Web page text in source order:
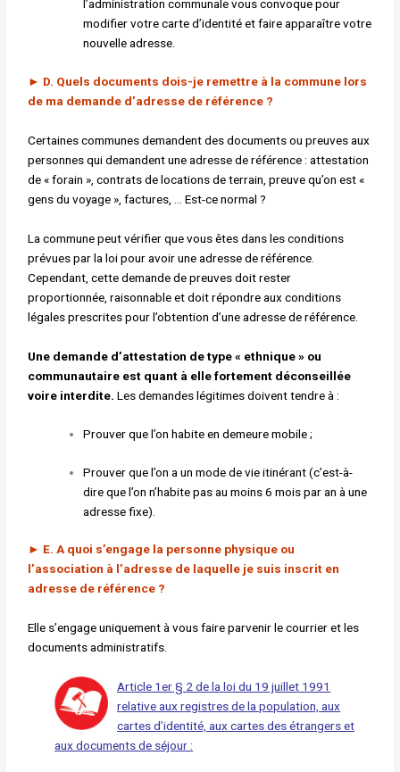
l’administration communale vous convoque pour
modifier votre carte d’identité et faire apparaître votre
nouvelle adresse.
► D. Quels documents dois-je remettre à la commune lors
de ma demande d’adresse de référence ?
Certaines communes demandent des documents ou preuves aux
personnes qui demandent une adresse de référence : attestation
de « forain », contrats de locations de terrain, preuve qu’on est «
gens du voyage », factures, … Est-ce normal ?
La commune peut vérifier que vous êtes dans les conditions
prévues par la loi pour avoir une adresse de référence.
Cependant, cette demande de preuves doit rester
proportionnée, raisonnable et doit répondre aux conditions
légales prescrites pour l’obtention d’une adresse de référence.
Une demande d’attestation de type « ethnique » ou
communautaire est quant à elle fortement déconseillée
voire interdite.Les demandes légitimes doivent tendre à :
Prouver que l’on habite en demeure mobile ;
Prouver que l’on a un mode de vie itinérant (c’est-à-
dire que l’on n’habite pas au moins 6 mois par an à une
adresse fixe).
► E. A quoi s’engage la personne physique ou
l’association à l’adresse de laquelle je suis inscrit en
adresse de référence ?
Elle s’engage uniquement à vous faire parvenir le courrier et les
documents administratifs.
Article 1er § 2 de la loi du 19 juillet 1991
relative aux registres de la population, aux
cartes d’identité, aux cartes des étrangers et
aux documents de séjour :